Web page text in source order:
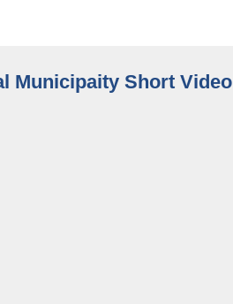
Municipaity Short Video